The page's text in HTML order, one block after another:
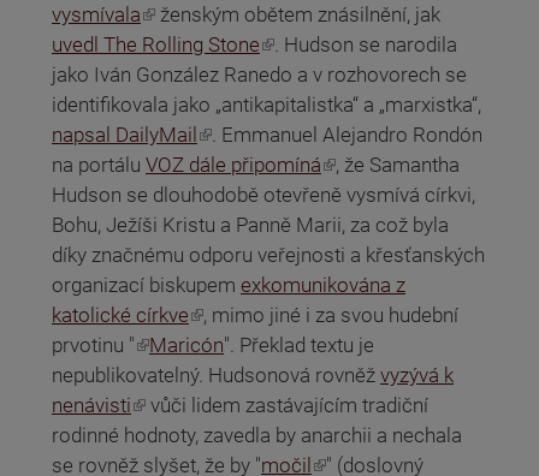
vysmívala
(odkaz je externí) ženským obětem znásilnění, jak
uvedl The Rolling Stone
(odkaz je externí)
. Hudson se narodila
jako Iván González Ranedo a v rozhovorech se
identifikovala jako „antikapitalistka“ a „marxistka“,
napsal DailyMail
(odkaz je externí)
. Emmanuel Alejandro Rondón
na portálu VOZ dále připomíná
(odkaz je externí)
, že Samantha
Hudson se dlouhodobě otevřeně vysmívá církvi,
Bohu, Ježíši Kristu a Panně Marii, za což byla
díky značnému odporu veřejnosti a křesťanských
organizací biskupem exkomunikována z
katolické církve
(odkaz je externí)
, mimo jiné i za svou hudební
prvotinu "
Maricón
(odkaz je externí)
". Překlad textu je
nepublikovatelný. Hudsonová rovněž vyzývá k
nenávisti
(odkaz je externí)vůči lidem zastávajícím tradiční
rodinné hodnoty, zavedla by anarchii a nechala
se rovněž slyšet, že by "močil
(odkaz je externí) " (doslovný